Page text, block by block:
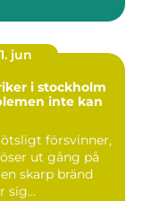
jun
i stockholm
inte kan
försvinner,
ut gång på
skarp bränd
sig...